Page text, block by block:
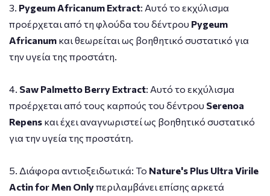
3. Pygeum Africanum Extract: Αυτό το εκχύλισμα
προέρχεται από τη φλούδα του δέντρου Pygeum
Africanum και θεωρείται ως βοηθητικό συστατικό για
την υγεία της προστάτη.
4. Saw Palmetto Berry Extract: Αυτό το εκχύλισμα
προέρχεται από τους καρπούς του δέντρου Serenoa
Repens και έχει αναγνωριστεί ως βοηθητικό συστατικό
για την υγεία της προστάτη.
5. Διάφορα αντιοξειδωτικά: Το Nature's Plus Ultra Virile
Actin for Men Onlyπεριλαμβάνει επίσης αρκετά